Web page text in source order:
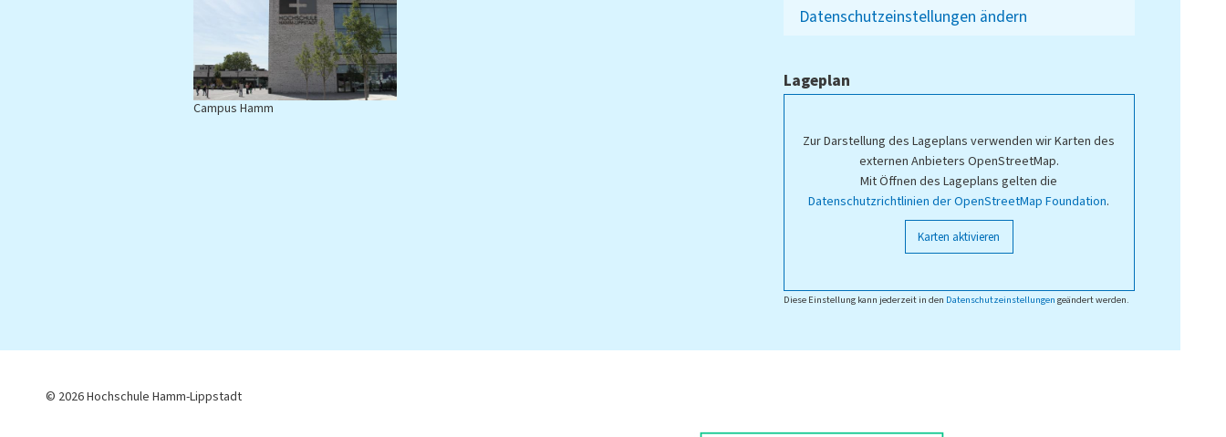
Campus Hamm
Datenschutzeinstellungen ändern
Lageplan
Zur Darstellung des Lageplans verwenden wir Karten des
externen Anbieters OpenStreetMap.
Mit Öffnen des Lageplans gelten die
Datenschutzrichtlinien der OpenStreetMap Foundation.
Karten aktivieren
Diese Einstellung kann jederzeit in den Datenschutzeinstellungen geändert werden.
© 2026 Hochschule Hamm-Lippstadt